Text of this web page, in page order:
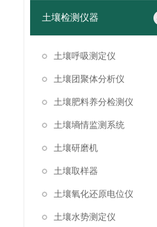
土壤检测仪器
土壤呼吸测定仪
土壤团聚体分析仪
土壤肥料养分检测仪
土壤墒情监测系统
土壤研磨机
土壤取样器
土壤氧化还原电位仪
土壤水势测定仪